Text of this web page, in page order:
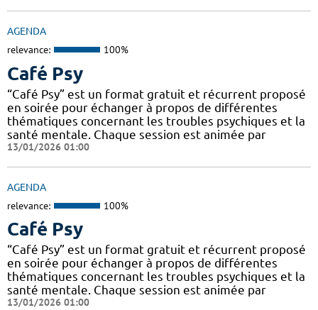
AGENDA
relevance: 100%
Café Psy
“Café Psy” est un format gratuit et récurrent proposé
en soirée pour échanger à propos de différentes
thématiques concernant les troubles psychiques et la
santé mentale. Chaque session est animée par
13/01/2026 01:00
AGENDA
relevance: 100%
Café Psy
“Café Psy” est un format gratuit et récurrent proposé
en soirée pour échanger à propos de différentes
thématiques concernant les troubles psychiques et la
santé mentale. Chaque session est animée par
13/01/2026 01:00